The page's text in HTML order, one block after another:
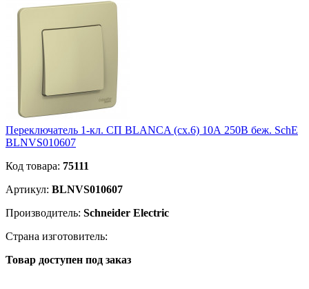
Переключатель 1-кл. СП BLANCA (сх.6) 10А 250В беж. SchE
BLNVS010607
Код товара: 75111
Артикул: BLNVS010607
Производитель: Schneider Electric
Страна изготовитель:
Товар доступен под заказ